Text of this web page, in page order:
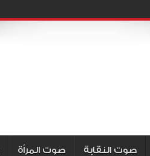
صوت النقابة صوت المرأة